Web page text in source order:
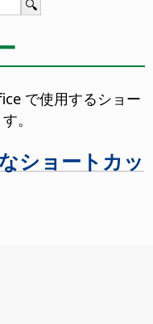
で使用するショー
。
ショートカッ